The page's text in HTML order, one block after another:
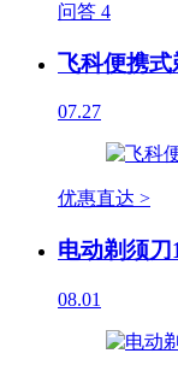
问答 4
飞科便携式
07.27
优惠直达 >
电动剃须刀
08.01